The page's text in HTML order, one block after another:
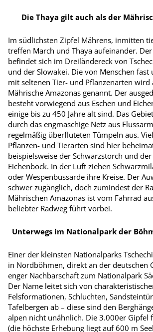
Die Thaya gilt auch als der
Im südlichsten Zipfel Mährens, inmitten
treffen March und Thaya aufeinander.
befindet sich im Dreiländereck von
und der Slowakei. Die von Menschen
mit seltenen Tier- und Pflanzenarten wird
Mährische Amazonas genannt. Der
besteht vorwiegend aus Eschen und
einige bis zu 450 Jahre alt sind. Das
durch das engmaschige Netz aus
regelmäßig überfluteten Tümpeln aus.
Pflanzen- und Tierarten sind hier
beispielsweise der Schwarzstorch und
Eichenbock. In der Luft ziehen
oder Wespenbussarde ihre Kreise. Der
schwer zugänglich, doch zumindest der
Mährischen Amazonas ist vom Fahrrad
beliebter Radweg führt vorbei.
Unterwegs im Nationalpark der
Einer der kleinsten Nationalparks
in Nordböhmen, direkt an der deutschen
enger Nachbarschaft zum Nationalpark
Der Name leitet sich von
Felsformationen, Schluchten,
Tafelbergen ab – diese sind den
alpen nicht unähnlich. Die 3.000er Gipfel
(die höchste Erhebung liegt auf 600 m